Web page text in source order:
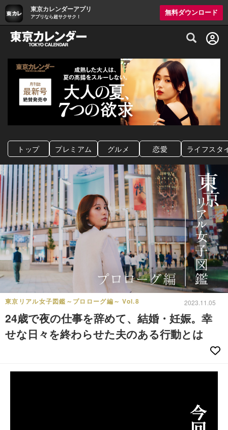
東京カレンダーアプリ
アプリなら超サクサク！
無料ダウンロード
グルメ情報・プレミアムレストラン予約
トップ プレミアム グルメ 恋愛 ライフスタ
東京リアル女子図鑑～プロローグ編～ Vol.8 2023.11.05
24歳で夜の仕事を辞めて、結婚・妊娠。幸
せな日々を終わらせた夫のある行動とは